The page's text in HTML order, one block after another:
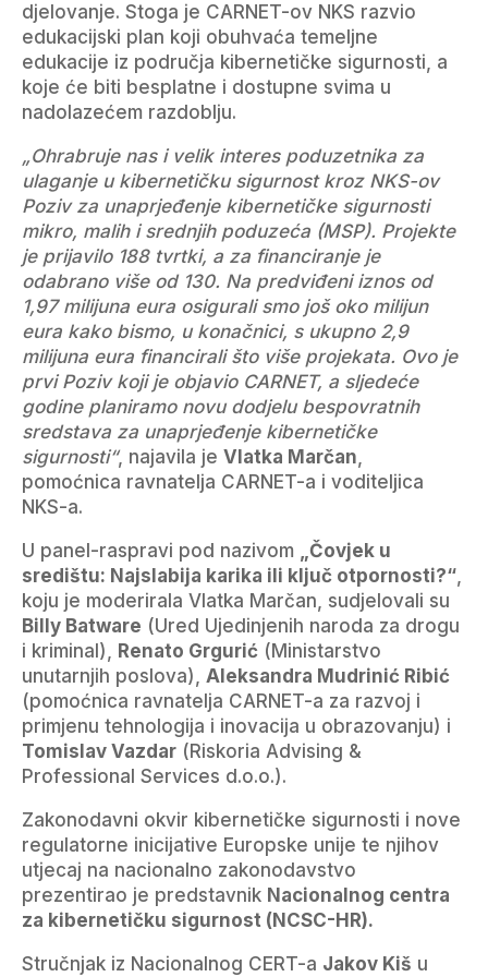
djelovanje. Stoga je CARNET-ov NKS razvio
edukacijski plan koji obuhvaća temeljne
edukacije iz područja kibernetičke sigurnosti, a
koje će biti besplatne i dostupne svima u
nadolazećem razdoblju.
„Ohrabruje nas i velik interes poduzetnika za
ulaganje u kibernetičku sigurnost kroz NKS-ov
Poziv za unaprjeđenje kibernetičke sigurnosti
mikro, malih i srednjih poduzeća (MSP). Projekte
je prijavilo 188 tvrtki, a za financiranje je
odabrano više od 130. Na predviđeni iznos od
1,97 milijuna eura osigurali smo još oko milijun
eura kako bismo, u konačnici, s ukupno 2,9
milijuna eura financirali što više projekata. Ovo je
prvi Poziv koji je objavio CARNET, a sljedeće
godine planiramo novu dodjelu bespovratnih
sredstava za unaprjeđenje kibernetičke
sigurnosti“, najavila je Vlatka Marčan,
pomoćnica ravnatelja CARNET-a i voditeljica
NKS-a.
U panel-raspravi pod nazivom „Čovjek u
središtu: Najslabija karika ili ključ otpornosti?“,
koju je moderirala Vlatka Marčan, sudjelovali su
Billy Batware (Ured Ujedinjenih naroda za drogu
i kriminal), Renato Grgurić (Ministarstvo
unutarnjih poslova), Aleksandra Mudrinić Ribić
(pomoćnica ravnatelja CARNET-a za razvoj i
primjenu tehnologija i inovacija u obrazovanju) i
Tomislav Vazdar (Riskoria Advising &
Professional Services d.o.o.).
Zakonodavni okvir kibernetičke sigurnosti i nove
regulatorne inicijative Europske unije te njihov
utjecaj na nacionalno zakonodavstvo
prezentirao je predstavnik Nacionalnog centra
za kibernetičku sigurnost (NCSC-HR).
Stručnjak iz Nacionalnog CERT-a Jakov Kiš u